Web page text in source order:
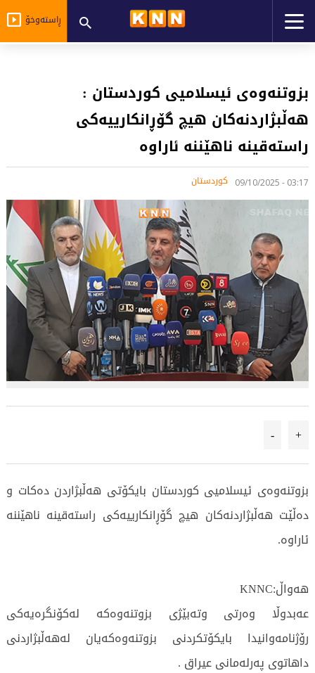
ڕاستەوخۆ
بزوتنەوەی ئیسلامیی كوردستان :
هەڵبژاردنەكان هیچ گۆڕانكارییەكی
راستەقینە ناهێننە ئاراوە
03:17 - 09/10/2025 کوردستان
+
-
بزوتنەوەی ئیسلامیی كوردستان بایكۆتی هەڵبژاردن دەكات و
دەڵێت هەڵبژاردنەكان هیچ گۆڕانكارییەكی راستەقینە ناهێننە
ئاراوە.
هەواڵ:KNNC
عەبدوڵا وەرتی وتەبێژی بزوتنەوەكە لەكۆنگرەیەكی
رۆژنامەوانیدا بایكۆتكردنی بزوتنەوەكەیان لەهەڵبژاردنی
داهاتوی پەرلەمانی عیراق .